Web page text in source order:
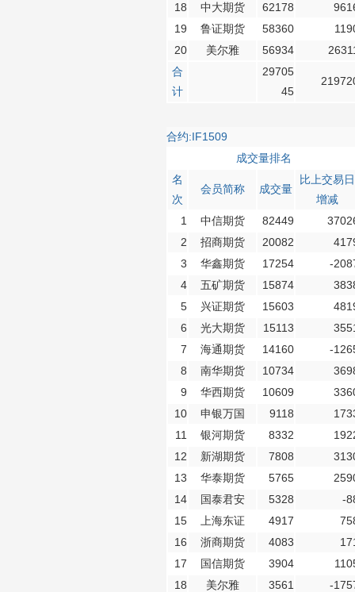
18
中大期货 62178
19
鲁证期货 58360
20
美尔雅 56934
合
计
29705
45
合约:IF1509
成交量排名
名
次
会员简称 成交量
比上交易日
增减
1
中信期货 82449
2
招商期货 20082
3
华鑫期货 17254
-
4
五矿期货 15874
5
兴证期货 15603
6
光大期货 15113
7
海通期货 14160
-
8
南华期货 10734
9
华西期货 10609
10
申银万国 9118
11
银河期货 8332
12
新湖期货 7808
13
华泰期货 5765
14
国泰君安 5328
-
15
上海东证 4917
16
浙商期货 4083
17
国信期货 3904
18
美尔雅 3561
-